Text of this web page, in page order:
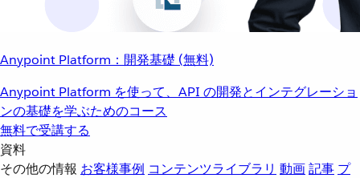
Anypoint Platform：開発基礎 (無料)
Anypoint Platform を使って、API の開発とインテグレーショ
ンの基礎を学ぶためのコース
無料で受講する
資料
その他の情報 お客様事例 コンテンツライブラリ 動画記事 プ